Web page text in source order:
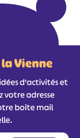
Vienne
d'activités et
votre adresse
boîte mail